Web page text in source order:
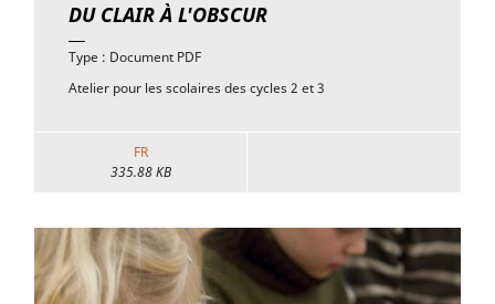
DU CLAIR À L'OBSCUR
Type : Document PDF
Atelier pour les scolaires des cycles 2 et 3
FR
335.88 KB